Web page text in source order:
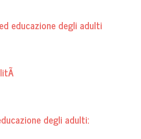
educazione degli adulti
degli adulti: